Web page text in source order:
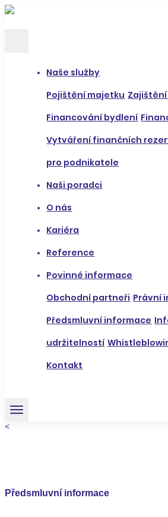
Naše služby
Pojištění majetku
Financování bydlení
Vytváření finančních
pro podnikatele
Naši poradci
O nás
Kariéra
Reference
Povinné informace
Obchodní partneři Právní
Předsmluvní informace
udržitelností
Kontakt
<
Předsmluvní informace